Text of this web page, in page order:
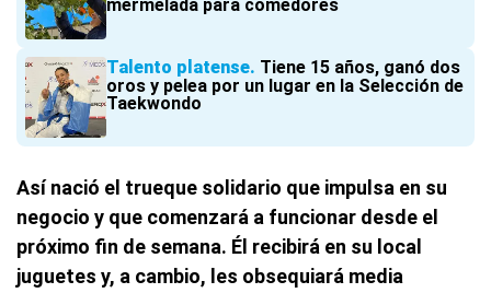
mermelada para comedores
Talento platense Tiene 15 años, ganó dos
oros y pelea por un lugar en la Selección de
Taekwondo
Así nació el trueque solidario que impulsa en su
negocio y que comenzará a funcionar desde el
próximo fin de semana. Él recibirá en su local
juguetes y, a cambio, les obsequiará media